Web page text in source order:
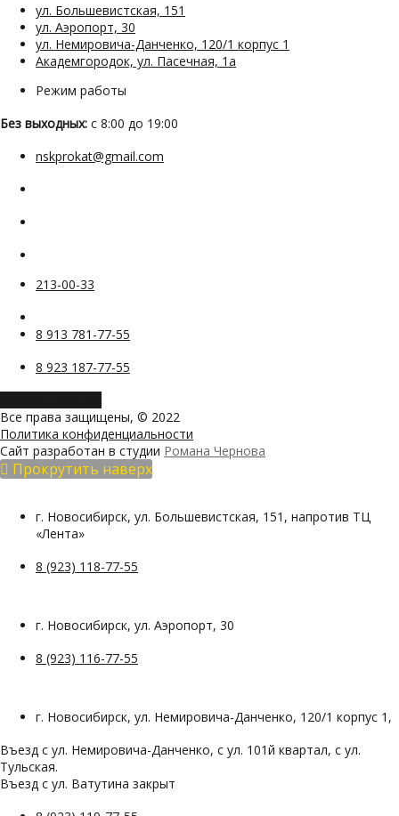
ул. Большевистская, 151
ул. Аэропорт, 30
ул. Немировича-Данченко, 120/1 корпус 1
Академгородок, ул. Пасечная, 1а
Режим работы
Без выходных: с 8:00 до 19:00
nskprokat@gmail.com
213-00-33
8 913 781-77-55
8 923 187-77-55
Все права защищены, © 2022
Политика конфиденциальности
Сайт разработан в студии Романа Чернова
Прокрутить наверх
г. Новосибирск, ул. Большевистская, 151, напротив ТЦ
«Лента»
8 (923) 118-77-55
г. Новосибирск, ул. Аэропорт, 30
8 (923) 116-77-55
г. Новосибирск, ул. Немировича-Данченко, 120/1 корпус 1,
Въезд с ул. Немировича-Данченко, с ул. 101й квартал, с ул.
Тульская.
Въезд с ул. Ватутина закрыт